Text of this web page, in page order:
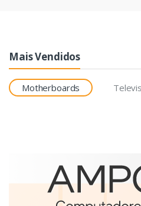
Mais Vendidos
Motherboards